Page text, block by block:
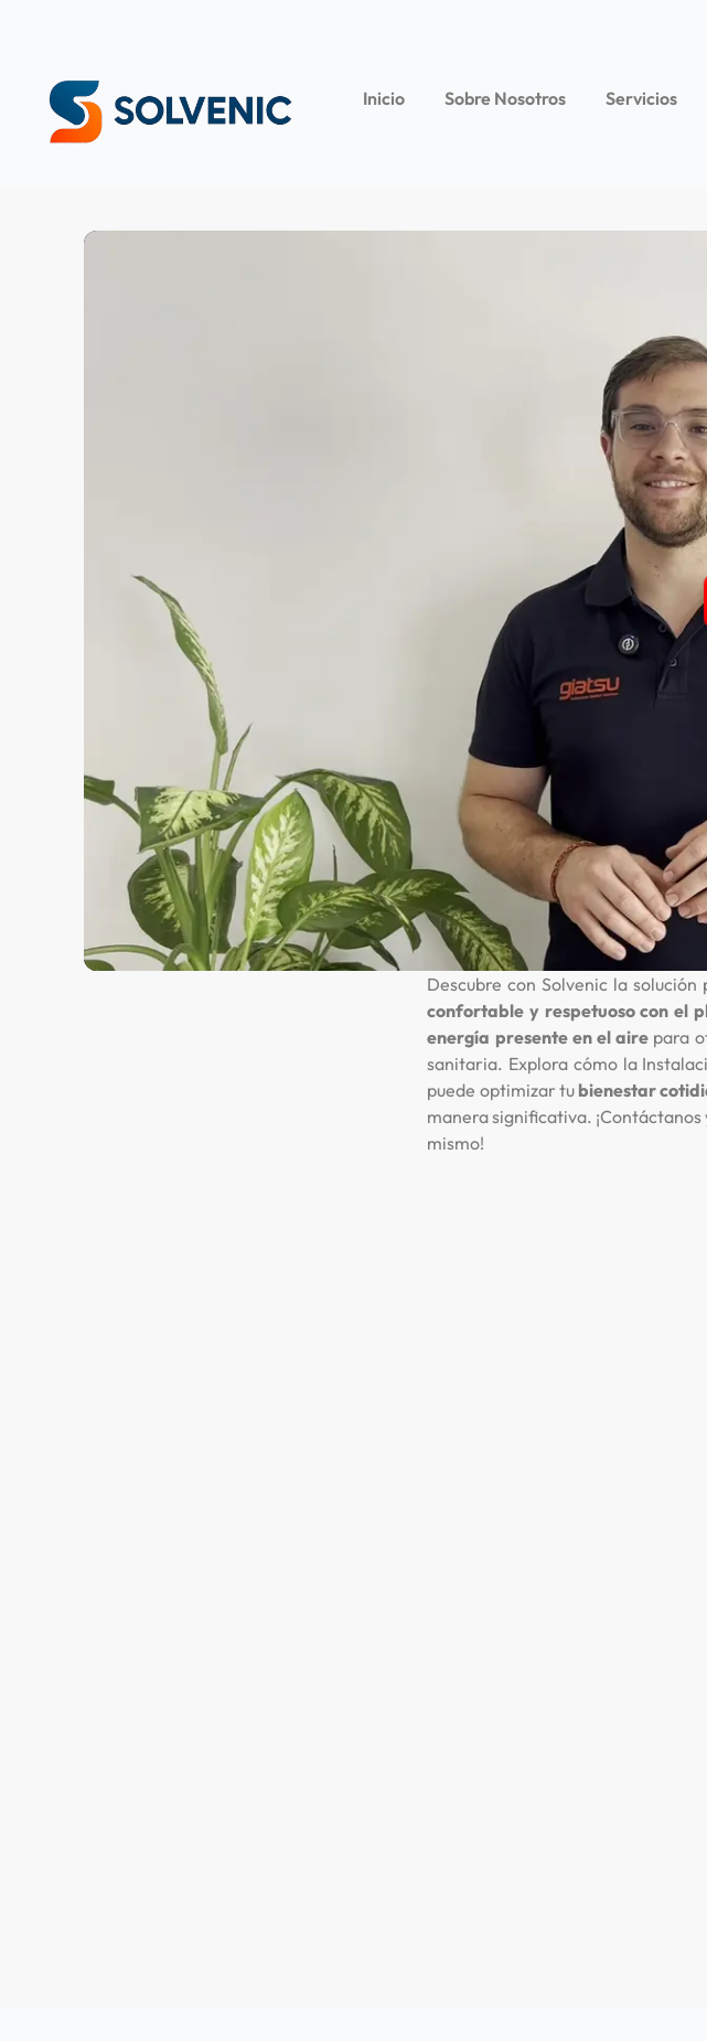
Inicio Sobre Nosotros Servicios
Descubre con Solvenic la
confortable y respetuoso con el
energía presente en el aire para
sanitaria. Explora cómo la
puede optimizar tu bienestar
manera significativa.
mismo!